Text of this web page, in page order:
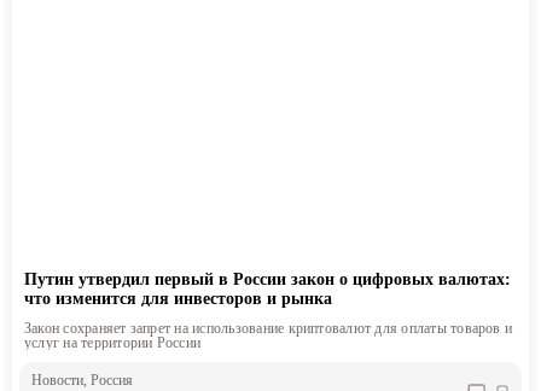
Путин утвердил первый в России закон о цифровых валютах:
что изменится для инвесторов и рынка
Закон сохраняет запрет на использование криптовалют для оплаты товаров и
услуг на территории России
Новости, Россия